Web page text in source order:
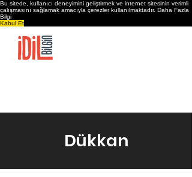
Bu sitede, kullanıcı deneyimini geliştirmek ve internet sitesinin verimli
çalışmasını sağlamak amacıyla çerezler kullanılmaktadır. Daha Fazla
Bilgi
Kabul Et
Dükkan